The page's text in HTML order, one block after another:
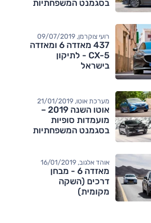
בסגמנט המשפחתיות
רועי צוקרמן, 09/07/2019
437 מאזדה 6 ומאזדה
CX-5 - לתיקון
בישראל
מערכת אוטו, 21/01/2019
אוטו השנה 2019 –
מועמדות סופיות
בסגמנט המשפחתיות
אוהד אלגוב, 16/01/2019
מאזדה 6 - מבחן
דרכים (השקה
מקומית)